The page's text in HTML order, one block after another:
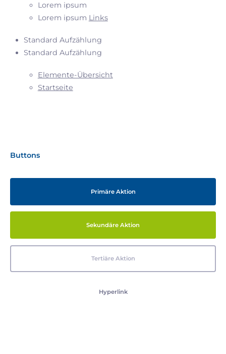
Lorem ipsum
Lorem ipsum Links
Standard Aufzählung
Standard Aufzählung
Elemente-Übersicht
Startseite
Buttons
Primäre Aktion
Sekundäre Aktion
Tertiäre Aktion
Hyperlink